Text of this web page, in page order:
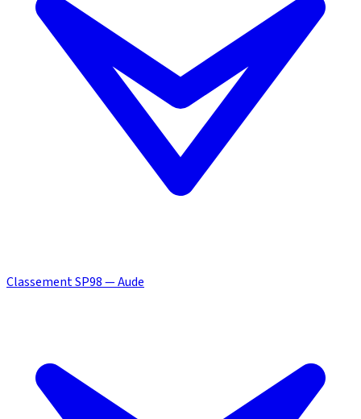
Classement SP98 — Aude